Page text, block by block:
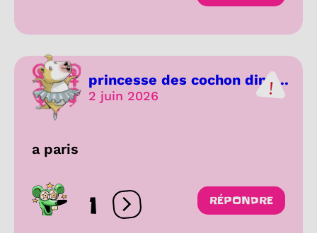
princesse des cochon dind...
2 juin 2026
a paris
1 Ouvrir les réactions
RÉPONDRE